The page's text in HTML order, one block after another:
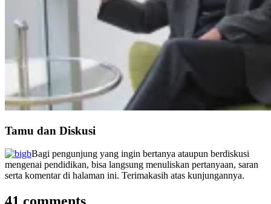
Tamu dan Diskusi
Bagi pengunjung yang ingin bertanya ataupun berdiskusi
mengenai pendidikan, bisa langsung menuliskan pertanyaan, saran
serta komentar di halaman ini. Terimakasih atas kunjungannya.